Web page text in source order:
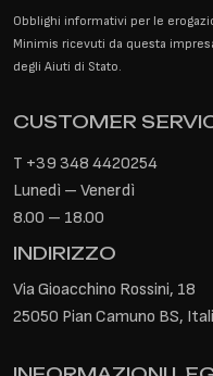
Obblighi informativi per le
Minimis ricevuti da questa
degli Aiuti di Stato.
CUSTOMER
T +39 348 4420254
Lunedì – Venerdì
8.00 – 18.00
INDIRIZZO
Via Gioacchino Rossini, 18
25050 Pian Camuno BS,